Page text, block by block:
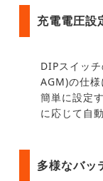
充電電圧設
DIPスイッ
AGM)の仕
簡単に設定
に応じて自
多様なバッ